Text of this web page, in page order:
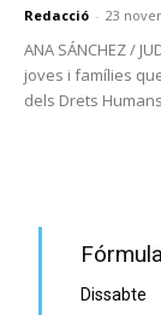
Redacció - 23
ANA SÁNCHEZ /
joves i famílies
dels Drets
Dissabte